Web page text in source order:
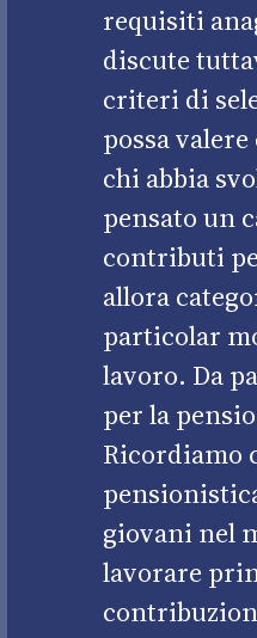
requisiti
discute
criteri di
possa
chi abbia
pensato un
contributi
allora
particolar
lavoro. Da
per la
Ricordiamo
giovani nel
lavorare